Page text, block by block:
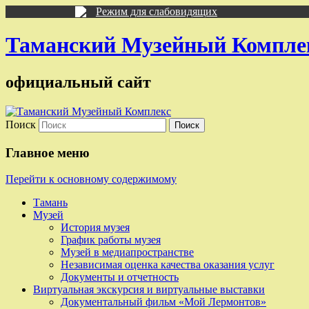
Режим для слабовидящих
Таманский Музейный
официальный сайт
Поиск
Главное меню
Перейти к основному содержимому
Тамань
Музей
История музея
График работы музея
Музей в медиапространстве
Независимая оценка качества оказания услуг
Документы и отчетность
Виртуальная экскурсия и виртуальные выставки
Документальный фильм «Мой Лермонтов»